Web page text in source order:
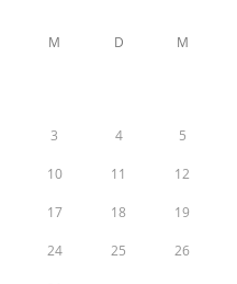
M D M
3 4 5
10 11 12
17 18 19
24 25 26